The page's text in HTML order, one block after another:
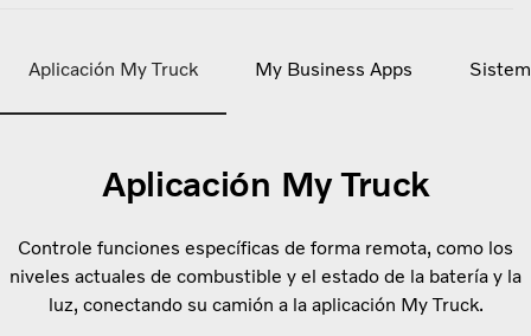
Aplicación My Truck My Business Apps
Aplicación My Truck
Controle funciones específicas de forma remota, como los
niveles actuales de combustible y el estado de la batería y la
luz, conectando su camión a la aplicación My Truck.